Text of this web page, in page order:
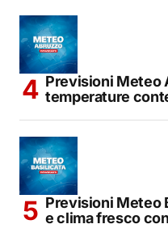
Previsioni Meteo
temperature
Previsioni Meteo
e clima fresco